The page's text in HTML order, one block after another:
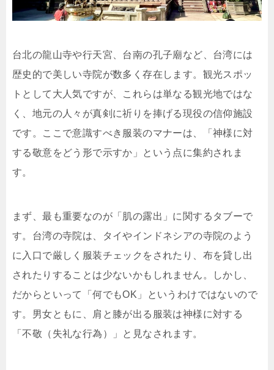
台北の龍山寺や行天宮、台南の孔子廟など、台湾には
歴史的で美しい寺院が数多く存在します。観光スポッ
トとして大人気ですが、これらは単なる観光地ではな
く、地元の人々が真剣に祈りを捧げる現役の信仰施設
です。ここで意識すべき服装のマナーは、「神様に対
する敬意をどう形で示すか」という点に集約されま
す。
まず、最も重要なのが 「肌の露出」に関するタブーで
す。台湾の寺院は、タイやインドネシアの寺院のよう
に入口で厳しく服装チェックをされたり、布を貸し出
されたりすることは少ないかもしれません。しかし、
だからといって「何でもOK」というわけではないので
す。男女ともに、肩と膝が出る服装は神様に対する
「不敬（失礼な行為）」と見なされます。